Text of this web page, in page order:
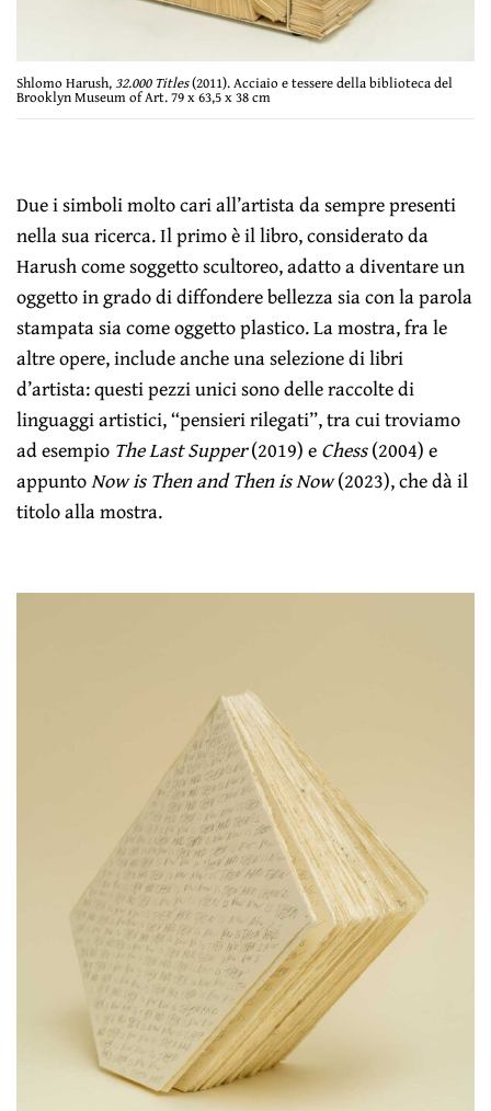
Shlomo Harush,32.000 Titles(2011). Acciaio e tessere della biblioteca del
Brooklyn Museum of Art. 79 x 63,5 x 38 cm
Due i simboli molto cari all’artista da sempre presenti
nella sua ricerca. Il primo è il libro, considerato da
Harush come soggetto scultoreo, adatto a diventare un
oggetto in grado di diffondere bellezza sia con la parola
stampata sia come oggetto plastico. La mostra, fra le
altre opere, include anche una selezione di libri
d’artista: questi pezzi unici sono delle raccolte di
linguaggi artistici, “pensieri rilegati”, tra cui troviamo
ad esempio The Last Supper(2019) eChess(2004) e
appuntoNow is Then and Then is Now(2023), che dà il
titolo alla mostra.